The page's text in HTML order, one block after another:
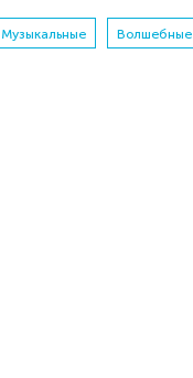
Музыкальные Волшебные